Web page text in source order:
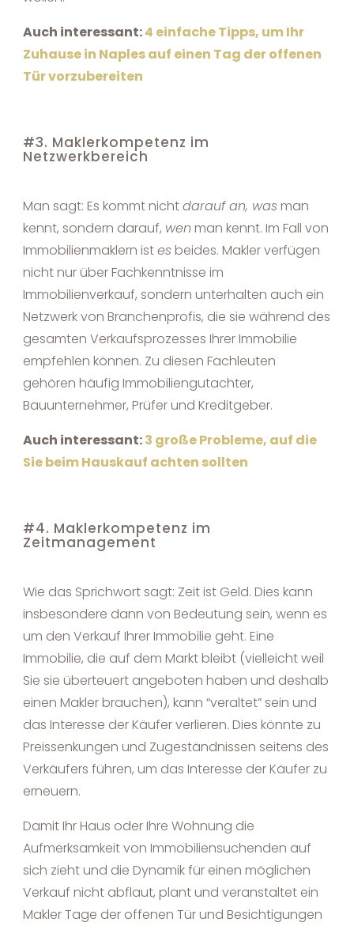
Auch interessant:4 einfache Tipps, um Ihr
Zuhause in Naples auf einen Tag der offenen
Tür vorzubereiten
#3. Maklerkompetenz im
Netzwerkbereich
Man sagt: Es kommt nichtdarauf an, wasman
kennt, sondern darauf, wen man kennt. Im Fall von
Immobilienmaklern istesbeides. Makler verfügen
nicht nur über Fachkenntnisse im
Immobilienverkauf, sondern unterhalten auch ein
Netzwerk von Branchenprofis, die sie während des
gesamten Verkaufsprozesses Ihrer Immobilie
empfehlen können. Zu diesen Fachleuten
gehören häufig Immobiliengutachter,
Bauunternehmer, Prüfer und Kreditgeber.
Auch interessant:3 große Probleme, auf die
Sie beim Hauskauf achten sollten
#4. Maklerkompetenz im
Zeitmanagement
Wie das Sprichwort sagt: Zeit ist Geld. Dies kann
insbesondere dann von Bedeutung sein, wenn es
um den Verkauf Ihrer Immobilie geht. Eine
Immobilie, die auf dem Markt bleibt (vielleicht weil
Sie sie überteuert angeboten haben und deshalb
einen Makler brauchen), kann “veraltet” sein und
das Interesse der Käufer verlieren. Dies könnte zu
Preissenkungen und Zugeständnissen seitens des
Verkäufers führen, um das Interesse der Käufer zu
erneuern.
Damit Ihr Haus oder Ihre Wohnung die
Aufmerksamkeit von Immobiliensuchenden auf
sich zieht und die Dynamik für einen möglichen
Verkauf nicht abflaut, plant und veranstaltet ein
Makler Tage der offenen Tür und Besichtigungen